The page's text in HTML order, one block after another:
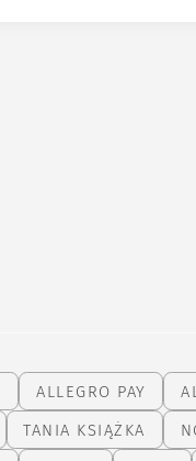
ALLEGRO PAY
TANIA KSIĄŻKA